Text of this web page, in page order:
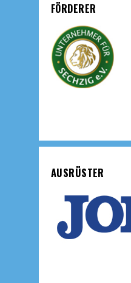
FÖRDERER
AUSRÜSTER